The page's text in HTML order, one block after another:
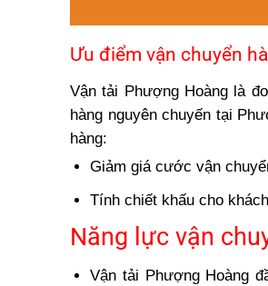
Ưu điểm vận chuyển
Vận tải Phượng Hoàng là
hàng nguyên chuyến tại
hàng:
Giảm giá cước vận
Tính chiết khấu cho
Năng lực vận
Vận tải Phượng Hoàng